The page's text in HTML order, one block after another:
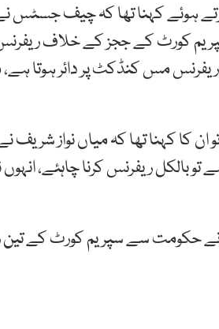
ہوئے کہنا تھا کہ چیف جسٹس
کورٹ کے ججز کے خلاف
مس کنڈکٹ پر دائر ہوتا ہے،
کہنا تھا کہ میاں نواز شریف نے
تو بالکل ریفرنس کرنا چاہئے،
حکومت سے سپریم کورٹ کے تین